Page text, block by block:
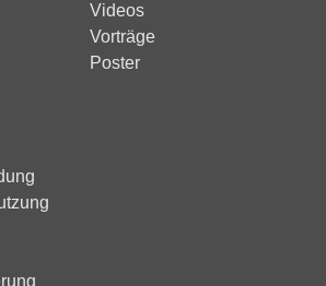
Videos
Vorträge
Poster